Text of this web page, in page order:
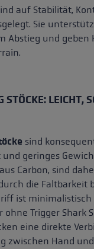
auf Stabilität,
Sie
Abstieg und geben
STÖCKE: LEICHT,
sind
geringes
Carbon, sind
die Faltbarkeit
ist
ohne Trigger Shark
eine direkte
zwischen Hand